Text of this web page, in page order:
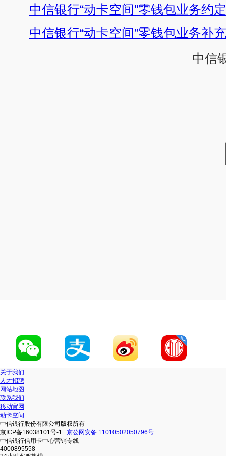
中信银行“动卡空间”零钱包业务约
中信银行“动卡空间”零钱包业务补
中信
关于我们
人才招聘
网站地图
联系我们
移动官网
动卡空间
中信银行股份有限公司版权所有
京ICP备16038101号-1
京公网安备 11010502050796号
中信银行信用卡中心营销专线
4000895558